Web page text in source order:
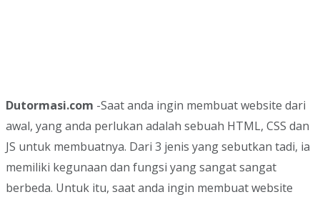
Dutormasi.com -Saat anda ingin membuat website dari
awal, yang anda perlukan adalah sebuah HTML, CSS dan
JS untuk membuatnya. Dari 3 jenis yang sebutkan tadi, ia
memiliki kegunaan dan fungsi yang sangat sangat
berbeda. Untuk itu, saat anda ingin membuat website